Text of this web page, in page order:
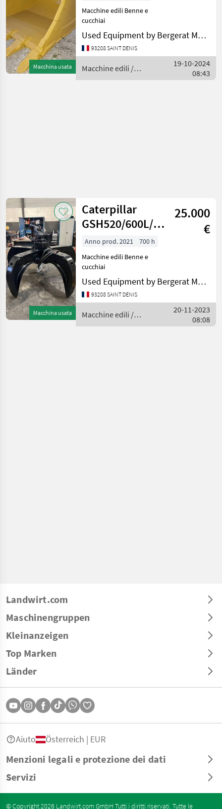
Macchina usata
Macchine edili Benne e
cucchiai
Used Equipment by Bergerat Monnoyeur
93208 SAINT DENIS
Macchine edili /
Caterpillar
19-10-2024
08:43
Macchina usata
Caterpillar
GSH520/600L/18T-
25T
25.000
€
Anno prod. 2021
700 h
Macchine edili Benne e
cucchiai
Used Equipment by Bergerat Monnoyeur
93208 SAINT DENIS
Macchine edili /
Caterpillar
20-11-2023
08:08
Landwirt.com
Maschinengruppen
Kleinanzeigen
Top Marken
Länder
Menzioni legali e protezione dei dati
Servizi
Aiuto Österreich | EUR
© Copyright 2026 Landwirt.com GmbH Tutti i diritti riservati. Tutte le